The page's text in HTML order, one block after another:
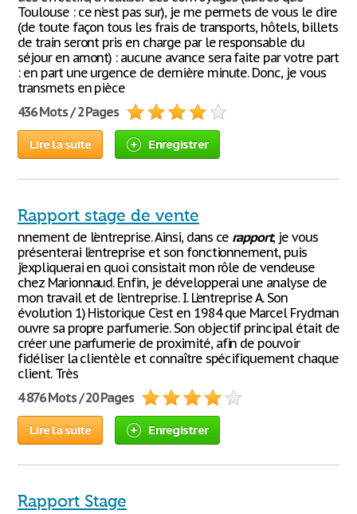
Toulouse : ce n’est pas sur), je me permets de vous le dire
(de toute façon tous les frais de transports, hôtels, billets
de train seront pris en charge par le responsable du
séjour en amont) : aucune avance sera faite par votre part
: en part une urgence de dernière minute. Donc, je vous
transmets en pièce
436 Mots / 2 Pages
Lire la suite Enregistrer
Rapport stage de vente
nnement de l’entreprise. Ainsi, dans ce rapport, je vous
présenterai l’entreprise et son fonctionnement, puis
j’expliquerai en quoi consistait mon rôle de vendeuse
chez Marionnaud. Enfin, je développerai une analyse de
mon travail et de l’entreprise. I. L’entreprise A. Son
évolution 1) Historique C’est en 1984 que Marcel Frydman
ouvre sa propre parfumerie. Son objectif principal était de
créer une parfumerie de proximité, afin de pouvoir
fidéliser la clientèle et connaître spécifiquement chaque
client. Très
4 876 Mots / 20 Pages
Lire la suite Enregistrer
Rapport Stage